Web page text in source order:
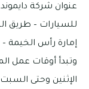
عنوان شركة
للسيارات – طريق
إمارة رأس الخيمة –
الإثنين وحتى